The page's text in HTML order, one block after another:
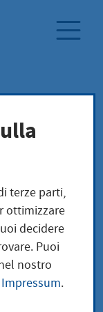
eventi
terze parti,
ottimizzare
decidere
Puoi
nostro
Impressum.